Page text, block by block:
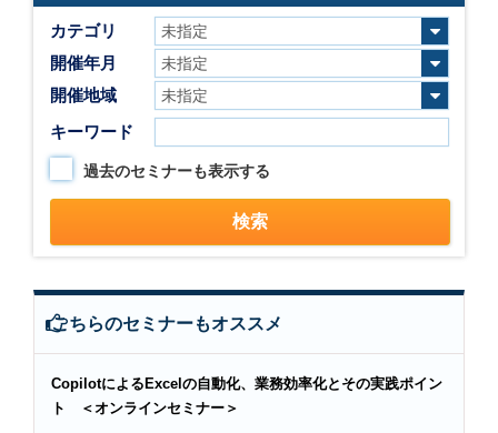
カテゴリ
開催年月
開催地域
キーワード
過去のセミナーも表示する
こちらのセミナーもオススメ
CopilotによるExcelの自動化、業務効率化とその実践ポイン
ト ＜オンラインセミナー＞